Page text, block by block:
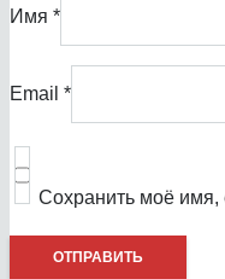
Имя *
Email *
Сохранить моё имя,